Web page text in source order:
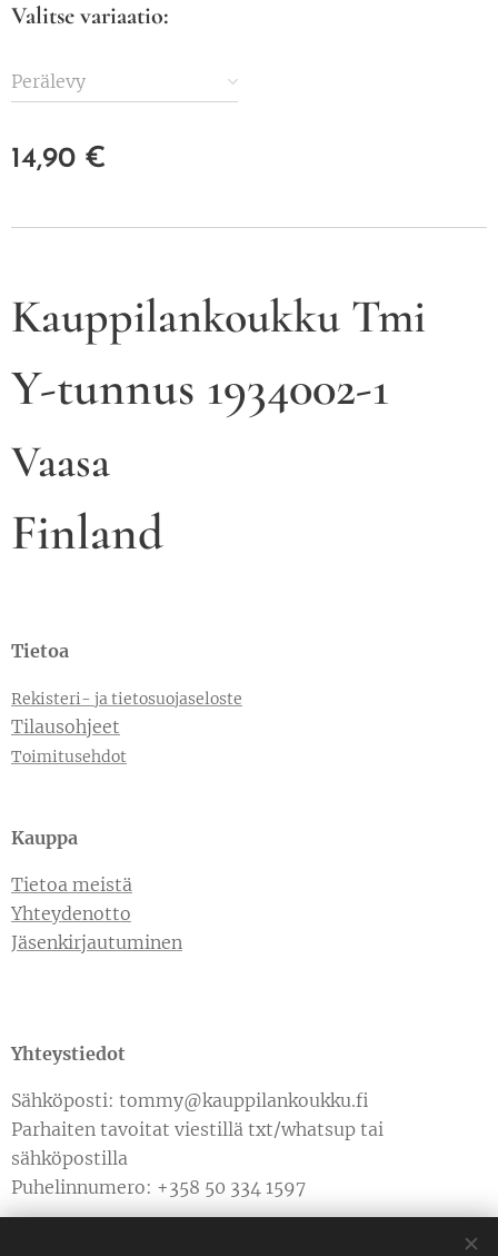
Valitse variaatio:
Perälevy
14,90 €
Kauppilankoukku Tmi
Y-tunnus 1934002-1
Vaasa
Finland
Tietoa
Rekisteri- ja tietosuojaseloste
Tilausohjeet
Toimitusehdot
Kauppa
Tietoa meistä
Yhteydenotto
Jäsenkirjautuminen
Yhteystiedot
Sähköposti: tommy@kauppilankoukku.fi
Parhaiten tavoitat viestillä txt/whatsup tai
sähköpostilla
Puhelinnumero: +358 50 334 1597